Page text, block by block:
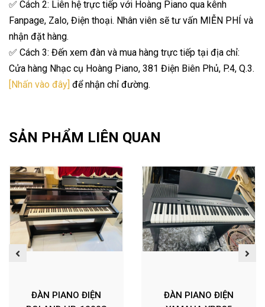
✅ Cách 2: Liên hệ trực tiếp với Hoàng Piano qua kênh
Fanpage, Zalo, Điện thoại. Nhân viên sẽ tư vấn MIỄN PHÍ và
nhận đặt hàng.
✅ Cách 3: Đến xem đàn và mua hàng trực tiếp tại địa chỉ:
Cửa hàng Nhạc cụ Hoàng Piano, 381 Điện Biên Phủ, P.4, Q.3.
[Nhấn vào đây] để nhận chỉ đường.
SẢN PHẨM LIÊN QUAN
ĐÀN PIANO ĐIỆN
ĐÀN PIANO ĐIỆN